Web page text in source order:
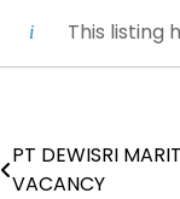
This listing
Post
PT DEWISRI
VACANCY